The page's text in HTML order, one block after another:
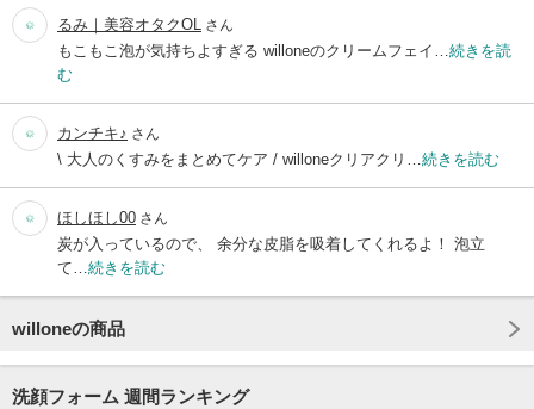
るみ｜美容オタクOL さん
もこもこ泡が気持ちよすぎる willoneのクリームフェイ…続きを読
む
カンチキ♪ さん
\ 大人のくすみをまとめてケア / willoneクリアクリ…続きを読む
ほしほし00 さん
炭が入っているので、 余分な皮脂を吸着してくれるよ！ 泡立
て…続きを読む
willoneの商品
洗顔フォーム 週間ランキング